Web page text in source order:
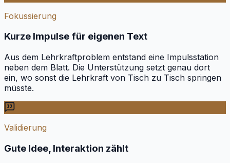
Fokussierung
Kurze Impulse für eigenen Text
Aus dem Lehrkraftproblem entstand eine Impulsstation
neben dem Blatt. Die Unterstützung setzt genau dort
ein, wo sonst die Lehrkraft von Tisch zu Tisch springen
müsste.
Validierung
Gute Idee, Interaktion zählt